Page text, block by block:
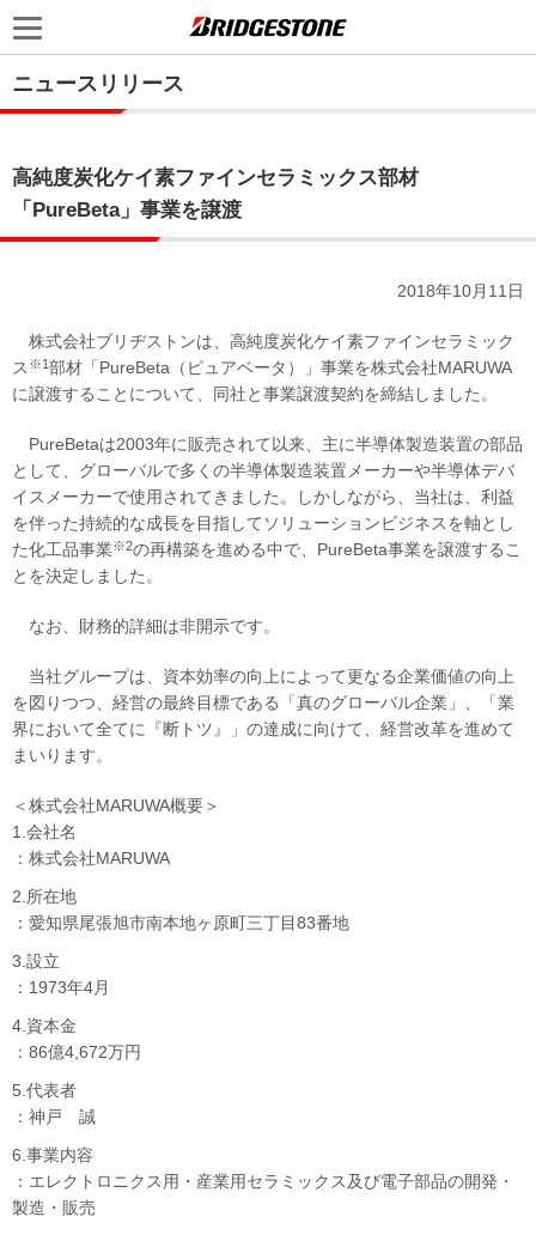
ニュースリリース
高純度炭化ケイ素ファインセラミックス部材
「PureBeta」事業を譲渡
2018年10月11日
株式会社ブリヂストンは、高純度炭化ケイ素ファインセラミック
ス ※1部材「PureBeta（ピュアベータ）」事業を株式会社MARUWA
に譲渡することについて、同社と事業譲渡契約を締結しました。
PureBetaは2003年に販売されて以来、主に半導体製造装置の部品
として、グローバルで多くの半導体製造装置メーカーや半導体デバ
イスメーカーで使用されてきました。しかしながら、当社は、利益
を伴った持続的な成長を目指してソリューションビジネスを軸とし
た化工品事業※2の再構築を進める中で、PureBeta事業を譲渡するこ
とを決定しました。
なお、財務的詳細は非開示です。
当社グループは、資本効率の向上によって更なる企業価値の向上
を図りつつ、経営の最終目標である「真のグローバル企業」、「業
界において全てに『断トツ』」の達成に向けて、経営改革を進めて
まいります。
＜株式会社MARUWA概要＞
1.会社名
：株式会社MARUWA
2.所在地
：愛知県尾張旭市南本地ヶ原町三丁目83番地
3.設立
：1973年4月
4.資本金
：86億4,672万円
5.代表者
：神戸 誠
6.事業内容
：エレクトロニクス用・産業用セラミックス及び電子部品の開発・
製造・販売